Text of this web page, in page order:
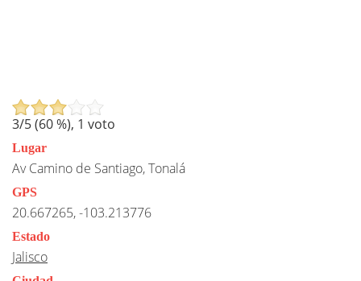
3/5 (60%), 1 voto
Lugar
Av Camino de Santiago, Tonalá
GPS
20.667265, -103.213776
Estado
Jalisco